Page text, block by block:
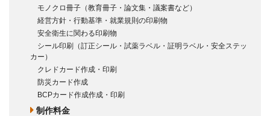
モノクロ冊子（教育冊子・論文集・議案書など）
経営方針・行動基準・就業規則の印刷物
安全衛生に関わる印刷物
シール印刷（訂正シール・試薬ラベル・証明ラベル・安全ステッ
カー）
クレドカード作成・印刷
防災カード作成
BCPカード作成作成・印刷
制作料金